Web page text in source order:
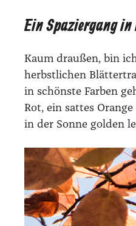
Ein Spaziergang in
Kaum draußen, bin
herbstlichen
in schönste Farben
Rot, ein sattes
in der Sonne golden